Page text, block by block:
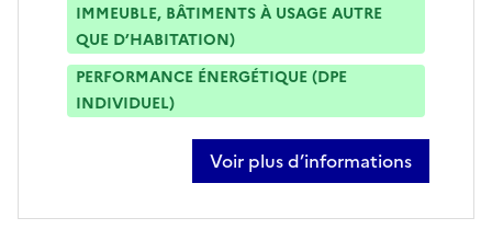
IMMEUBLE, BÂTIMENTS À USAGE AUTRE
QUE D’HABITATION)
PERFORMANCE ÉNERGÉTIQUE (DPE
INDIVIDUEL)
Voir plus d’informations
sur laurent sibois